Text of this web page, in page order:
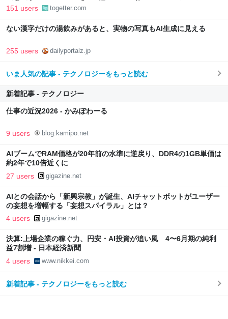
が我が家にやってきて「この辺にカメラ落としたんですけど…」
151 users togetter.com
ない漢字だけの湯飲みがあると、実物の写真もAI生成に見える
255 users dailyportalz.jp
いま人気の記事 - テクノロジーをもっと読む
新着記事 - テクノロジー
仕事の近況2026 - かみぽわーる
9 users blog.kamipo.net
AIブームでRAM価格が20年前の水準に逆戻り、DDR4の1GB単価は
約2年で10倍近くに
27 users gigazine.net
AIとの会話から「新興宗教」が誕生、AIチャットボットがユーザー
の妄想を増幅する「妄想スパイラル」とは？
4 users gigazine.net
決算:上場企業の稼ぐ力、円安・AI投資が追い風 4〜6月期の純利
益7割増 - 日本経済新聞
4 users www.nikkei.com
新着記事 - テクノロジーをもっと読む